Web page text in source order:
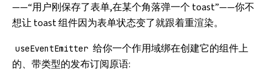
——“用户刚保存了表单,在某个角落弹一个 toast”——你不
想让 toast 组件因为表单状态变了就跟着重渲染。
useEventEmitter 给你一个作用域绑在创建它的组件上
的、带类型的发布订阅原语: